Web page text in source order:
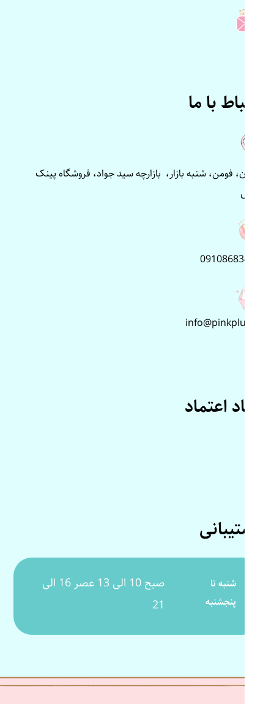
ارتباط با ما
گیلان، فومن، شنبه بازار، بازارچه سید جواد، فروشگاه پینک
پلاس
09108683499
info@pinkplus.ir
نماد اعتماد
پشتیبانی
شنبه تا
پنجشنبه
صبح 10 الی 13 عصر 16 الی
21